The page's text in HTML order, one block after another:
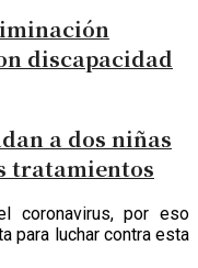
discapacidad
a dos niñas
tratamientos
coronavirus, por eso
para luchar contra esta